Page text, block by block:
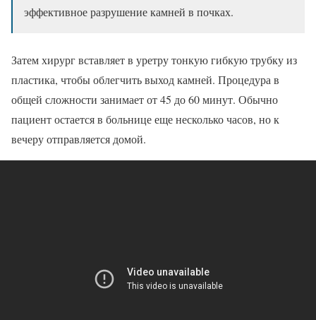
эффективное разрушение камней в почках.
Затем хирург вставляет в уретру тонкую гибкую трубку из
пластика, чтобы облегчить выход камней. Процедура в
общей сложности занимает от 45 до 60 минут. Обычно
пациент остается в больнице еще несколько часов, но к
вечеру отправляется домой.